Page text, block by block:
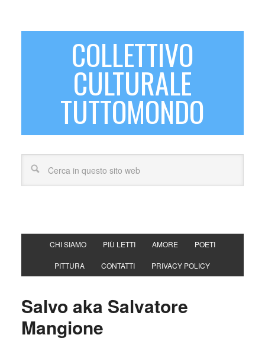
COLLETTIVO
CULTURALE
TUTTOMONDO
CHI SIAMO PIÙ LETTI AMORE POETI
PITTURA CONTATTI PRIVACY POLICY
Salvo aka Salvatore
Mangione